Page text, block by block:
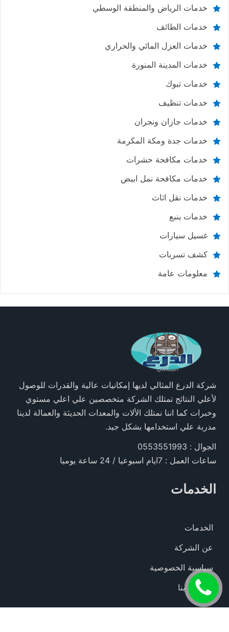
خدمات الرياض والمنطقة الوسطي
خدمات الطائف
خدمات العزل المائي والحراري
خدمات المدينة المنورة
خدمات تبوك
خدمات تنظيف
خدمات جازان ونجران
خدمات جدة ومكة المكرمة
خدمات مكافحة حشرات
خدمات مكافحة نمل ابيض
خدمات نقل اثاث
خدمات ينبع
غسيل سيارات
كشف تسربات
معلومات عامة
شركة الدرع المثالي لديها إمكانيات عالية والقدرات للوصول
لأعلي النتائج تمتلك الشركة متخصصين علي اعلي مستوي
وخبرات كما اننا نمتلك الألات والمعدات الحديثة والعمالة لدينا
مدربة علي استخدامها بشكل جيد.
الجوال : 0553551993
ساعات العمل : 7ايام اسبوعيا / 24 ساعة يوميا
الخدمات
الخدمات
عن الشركة
سياسية الخصوصية
للاتصال بنااتصل